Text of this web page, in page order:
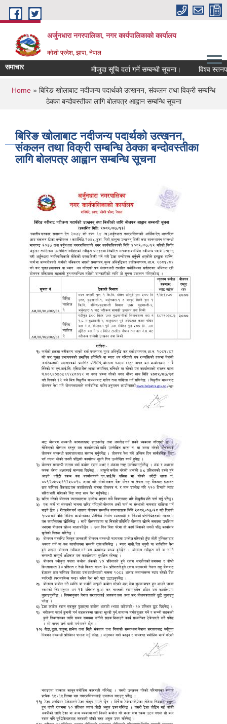
Skip to main content
अर्जुनधारा नगरपालिका, नगर कार्यपालिकाको कार्यालय
कोशी प्रदेश, झापा, नेपाल
समाचार मौजुदा सूचि दर्ता गर्ने सम्बन्धी सूचना। विश्व
You are here
Home » बिरिङ खोलाबाट नदीजन्य पदार्थको उत्खनन, संकलन तथा विक्री सम्बन्धि
ठेक्का बन्दोवस्तीका लागि बोलपत्र आह्वान सम्बन्धि सूचना
बिरिङ खोलाबाट नदीजन्य पदार्थको उत्खनन,
संकलन तथा विक्री सम्बन्धि ठेक्का बन्दोवस्तीका
लागि बोलपत्र आह्वान सम्बन्धि सूचना